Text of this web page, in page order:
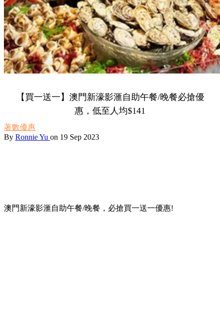
【買一送一】澳門新濠影滙自助午餐/晚餐必搶優
惠，低至人均$141
著數優惠
By Ronnie Yu on 19 Sep 2023
澳門新濠影滙自助午餐/晚餐，必搶買一送一優惠!